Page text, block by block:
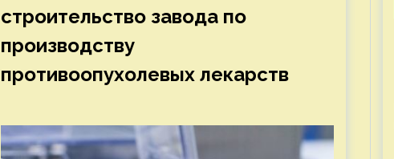
строительство завода по
производству
противоопухолевых лекарств